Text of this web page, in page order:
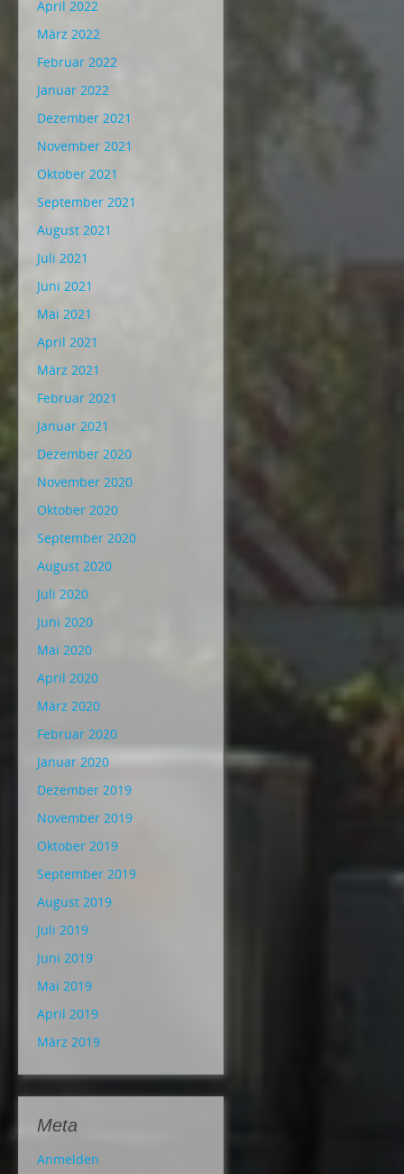
April 2022
März 2022
Februar 2022
Januar 2022
Dezember 2021
November 2021
Oktober 2021
September 2021
August 2021
Juli 2021
Juni 2021
Mai 2021
April 2021
März 2021
Februar 2021
Januar 2021
Dezember 2020
November 2020
Oktober 2020
September 2020
August 2020
Juli 2020
Juni 2020
Mai 2020
April 2020
März 2020
Februar 2020
Januar 2020
Dezember 2019
November 2019
Oktober 2019
September 2019
August 2019
Juli 2019
Juni 2019
Mai 2019
April 2019
März 2019
Meta
Anmelden